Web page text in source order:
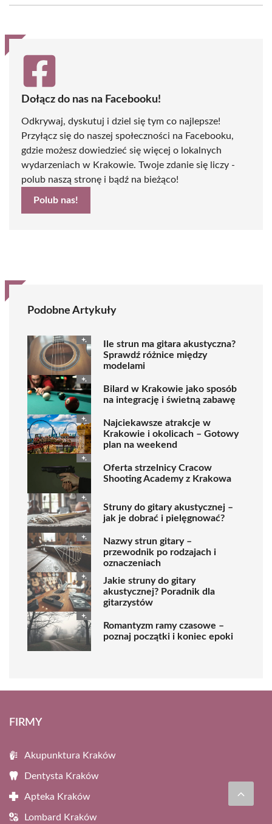
(Twitter)
Dołącz do nas na Facebooku!
Odkrywaj, dyskutuj i dziel się tym co najlepsze!
Przyłącz się do naszej społeczności na Facebooku,
gdzie możesz dowiedzieć się więcej o lokalnych
wydarzeniach w Krakowie. Twoje zdanie się liczy -
polub naszą stronę i bądź na bieżąco!
Polub nas!
Podobne Artykuły
Ile strun ma gitara akustyczna?
Sprawdź różnice między
modelami
Bilard w Krakowie jako sposób
na integrację i świetną zabawę
Najciekawsze atrakcje w
Krakowie i okolicach – Gotowy
plan na weekend
Oferta strzelnicy Cracow
Shooting Academy z Krakowa
Struny do gitary akustycznej –
jak je dobrać i pielęgnować?
Nazwy strun gitary –
przewodnik po rodzajach i
oznaczeniach
Jakie struny do gitary
akustycznej? Poradnik dla
gitarzystów
Romantyzm ramy czasowe –
poznaj początki i koniec epoki
FIRMY
Akupunktura Kraków
Dentysta Kraków
Apteka Kraków
Lombard Kraków